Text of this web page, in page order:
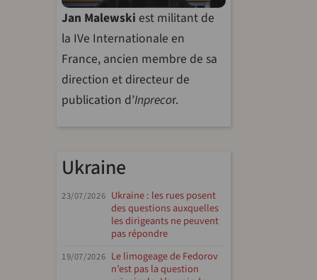
Jan Malewski est militant de
la IVe Internationale en
France, ancien membre de sa
direction et directeur de
publication d’Inprecor.
Ukraine
23/07/2026 Ukraine : les rues posent
des questions auxquelles
les dirigeants ne peuvent
pas répondre
19/07/2026 Le limogeage de Fedorov
n’est pas la question